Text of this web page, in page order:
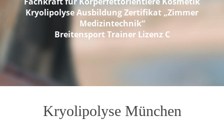
Kryolipolyse Ausbildung Zertifikat „Zimmer
Medizintechnik“
Breitensport Trainer Lizenz C
Kryolipolyse München